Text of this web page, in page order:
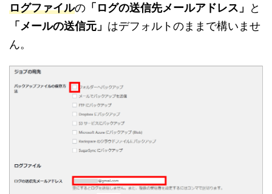
ログファイルの 「ログの送信先メールアドレス」
と
「メールの送信元」 はデフォルトのままで構いませ
ん。